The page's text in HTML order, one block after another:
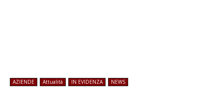
AZIENDE Attualità IN EVIDENZA NEWS